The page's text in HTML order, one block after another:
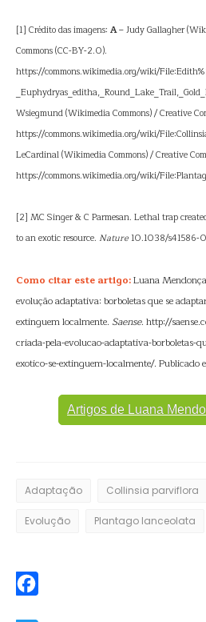
[1] Crédito das imagens: A– Judy Gallagher
Commons (CC-BY-2.0).
https://commons.wikimedia.org/wiki/
Wsiegmund (Wikimedia Commons) / Creative
https://commons.wikimedia.org/wiki/
LeCardinal (Wikimedia Commons) / Creative
https://commons.wikimedia.org/wiki/
[2] MC Singer & C Parmesan. Lethal trap
to an exotic resource. Nature10.1038/
Como citar este artigo:Luana
evolução adaptativa: borboletas que se
extinguem localmente. Saense. http://
criada-pela-evolucao-adaptativa-borboletas-
exotico-se-extinguem-localmente/. Publicado
Artigos de Luana
Adaptação Collinsia parviflora
Evolução Plantago lanceolata